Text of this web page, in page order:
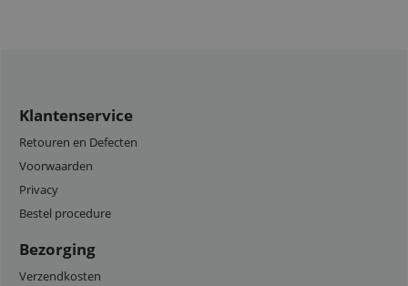
Klantenservice
Retouren en Defecten
Voorwaarden
Privacy
Bestel procedure
Bezorging
Verzendkosten